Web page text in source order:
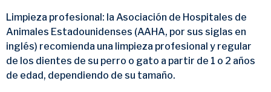
Limpieza profesional: la Asociación de Hospitales de
Animales Estadounidenses (AAHA, por sus siglas en
inglés) recomienda una limpieza profesional y regular
de los dientes de su perro o gato a partir de 1 o 2 años
de edad, dependiendo de su tamaño.